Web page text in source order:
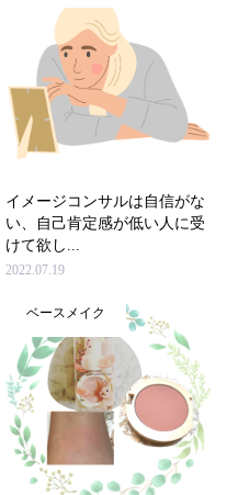
イメージコンサルは自信がな
い、自己肯定感が低い人に受
けて欲し...
2022.07.19
ベースメイク